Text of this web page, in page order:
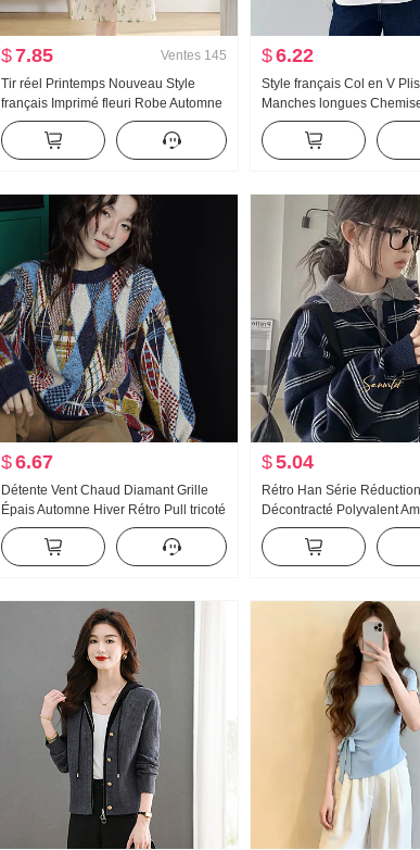
$7.85 Ventes 145
Tir réel Printemps Nouveau Style
français Imprimé fleuri Robe Automne
Nouveau Manches bouffantes Jupe
Cintré Amincissant Élégance Robe
longue
$6.22
Style français Col en V
Manches longues
femmes 24 Printemps
Coton pur Ample Chemise
Département plissé
$6.67
Détente Vent Chaud Diamant Grille
Épais Automne Hiver Rétro Pull tricoté
Pull-over Port extérieur Phil Île
Jacquard Top
$5.04
Rétro Han Série
Décontracté Polyvalent
Couleurs contrastées
rabattu Manches longues
Pull